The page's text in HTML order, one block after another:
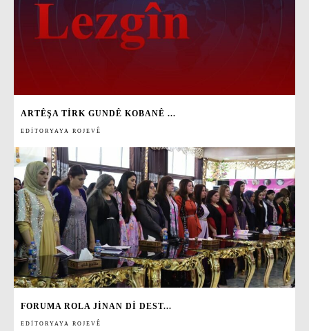
ARTÊŞA TIRK GUNDÊ KOBANÊ ...
EDITORYAYA ROJEVÊ
FORUMA ROLA JINAN DI DEST...
EDITORYAYA ROJEVÊ